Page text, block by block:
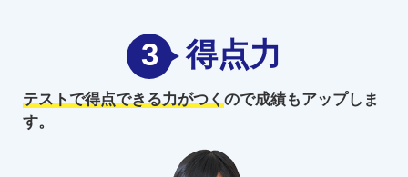
3 得点力
テストで得点できる力がつくので成績もアップしま
す。